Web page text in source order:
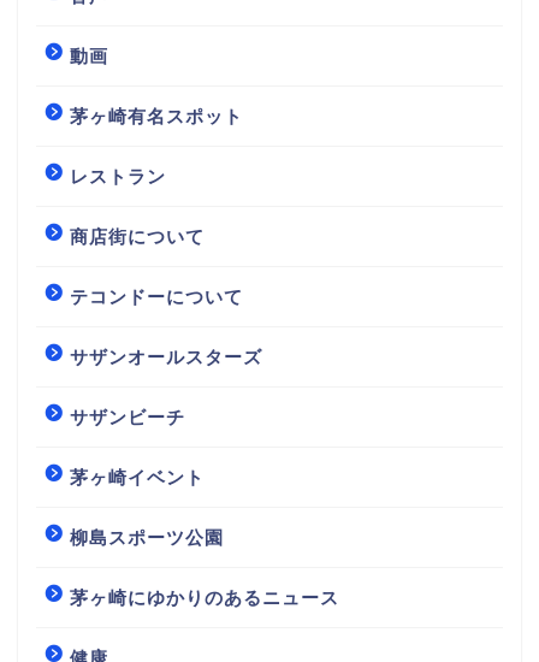
動画
茅ヶ崎有名スポット
レストラン
商店街について
テコンドーについて
サザンオールスターズ
サザンビーチ
茅ヶ崎イベント
柳島スポーツ公園
茅ヶ崎にゆかりのあるニュース
健康